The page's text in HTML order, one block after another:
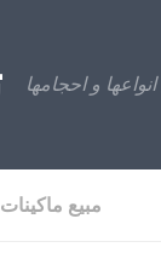
و احجامها
مبيع ماكينات